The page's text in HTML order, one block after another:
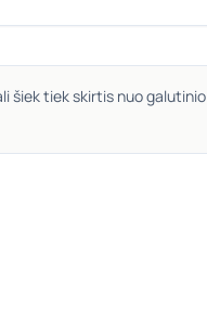
šiek tiek skirtis nuo